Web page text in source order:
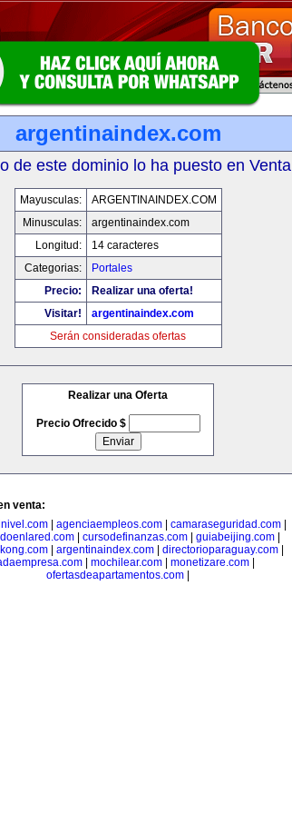
argentinaindex.com
de este dominio lo ha puesto en Venta
Mayusculas:
ARGENTINAINDEX.COM
Minusculas:
argentinaindex.com
Longitud:
14 caracteres
Categorias:
Portales
Precio:
Realizar una oferta!
Visitar!
argentinaindex.com
Serán consideradas ofertas
Realizar una Oferta
Precio Ofrecido $
venta:
| agenciaempleos.com| camaraseguridad.com|
| cursodefinanzas.com| guiabeijing.com|
| argentinaindex.com| directorioparaguay.com|
mochilear.com monetizare.com
ofertasdeapartamentos.com